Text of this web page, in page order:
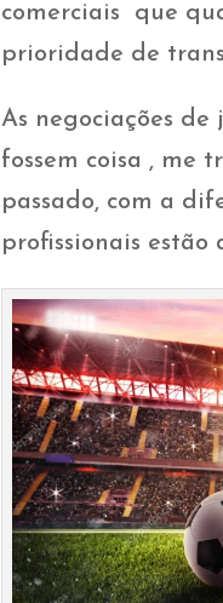
comerciais que
prioridade de
As negociações
fossem coisa , me
passado, com a
profissionais estão